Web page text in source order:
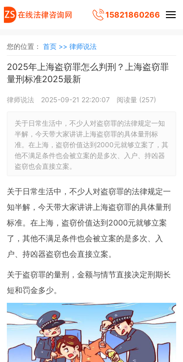
15821860266
您的位置： 首页 >> 律师说法
2025年上海盗窃罪怎么判刑？上海盗窃罪
量刑标准2025最新
律师说法 2025-09-21 22:20:07 阅读量 (257)
关于日常生活中，不少人对盗窃罪的法律规定一知
半解，今天带大家讲讲上海盗窃罪的具体量刑标
准。在上海，盗窃价值达到2000元就够立案了，其
他不满足条件也会被立案的是多次、入户、持凶器
盗窃也会直接立案。
关于日常生活中，不少人对盗窃罪的法律规定一
知半解，今天带大家讲讲上海盗窃罪的具体量刑
标准。在上海，盗窃价值达到2000元就够立案
了，其他不满足条件也会被立案的是多次、入
户、持凶器盗窃也会直接立案。
关于盗窃罪的量刑，金额与情节直接决定刑期长
短和罚金多少。